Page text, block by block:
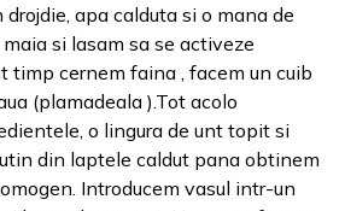
drojdie, apa calduta si o mana de
si lasam sa se activeze
timp cernem faina , facem un cuib
(plamadeala ).Tot acolo
o lingura de unt topit si
din laptele caldut pana obtinem
Introducem vasul intr-un